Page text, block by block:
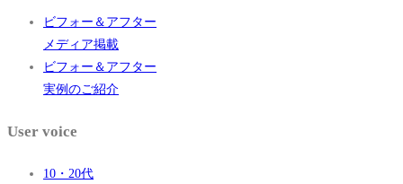
ビフォー＆アフター
メディア掲載
ビフォー＆アフター
実例のご紹介
User voice
10・20代